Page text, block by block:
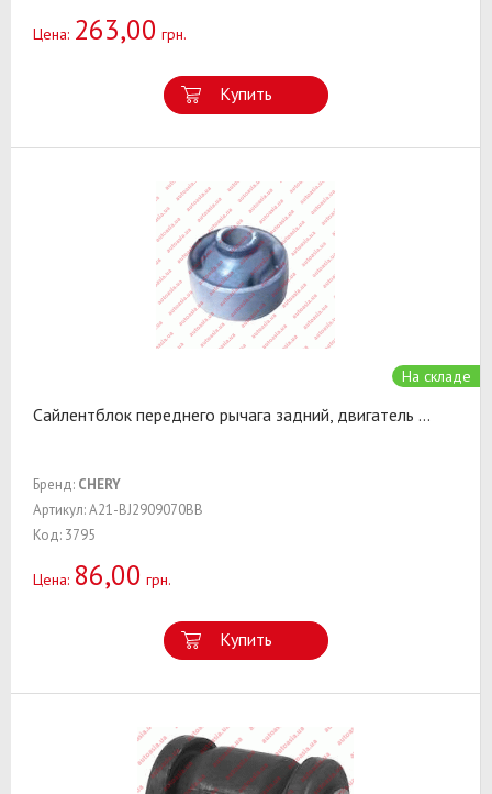
Цена: 263,00 грн.
Купить
На складе
Сайлентблок переднего рычага задний, двигатель ...
Бренд: CHERY
Артикул: A21-BJ2909070BB
Код: 3795
Цена: 86,00 грн.
Купить